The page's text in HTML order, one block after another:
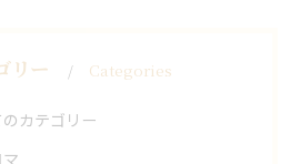
リー Categories
カテゴリー